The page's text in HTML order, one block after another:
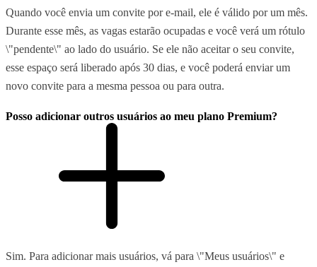
Quando você envia um convite por e-mail, ele é válido por um mês.
Durante esse mês, as vagas estarão ocupadas e você verá um rótulo
\"pendente\" ao lado do usuário. Se ele não aceitar o seu convite,
esse espaço será liberado após 30 dias, e você poderá enviar um
novo convite para a mesma pessoa ou para outra.
Posso adicionar outros usuários ao meu plano Premium?
Sim. Para adicionar mais usuários, vá para \"Meus usuários\" e